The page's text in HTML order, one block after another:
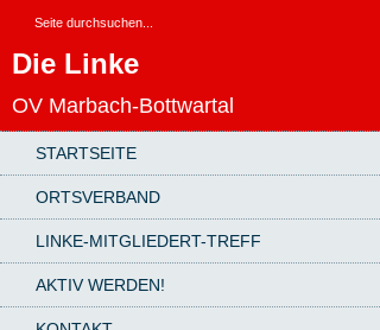
Die Linke
OV Marbach-Bottwartal
STARTSEITE
ORTSVERBAND
LINKE-MITGLIEDERT-TREFF
AKTIV WERDEN!